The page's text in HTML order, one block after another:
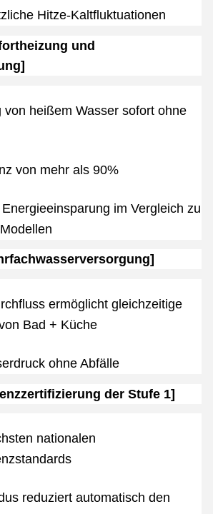
Hitze-Kaltfluktuationen
und
von heißem Wasser sofort ohne
von mehr als 90%
im Vergleich zu
ermöglicht gleichzeitige
Bad + Küche
ohne Abfälle
der Stufe 1]
nationalen
reduziert automatisch den